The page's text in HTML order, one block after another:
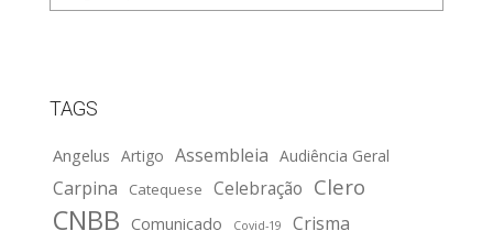
TAGS
Angelus Artigo Assembleia Audiência Geral
Carpina Catequese Celebração Clero
CNBB Comunicado Covid-19 Crisma